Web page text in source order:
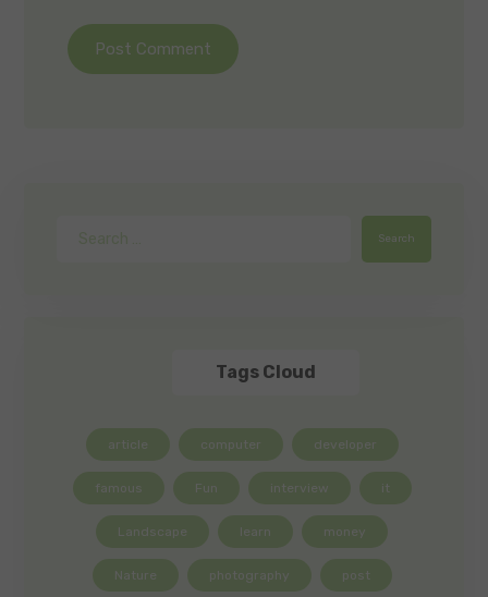
Post Comment
Search
Tags Cloud
article computer developer
famous Fun interview it
Landscape learn money
Nature photography post